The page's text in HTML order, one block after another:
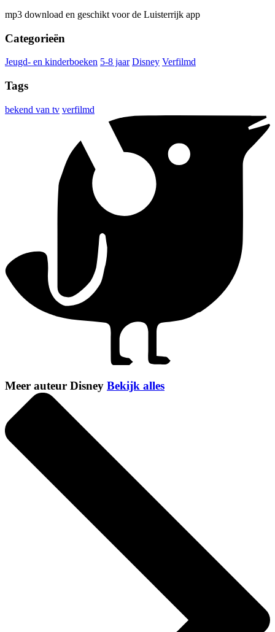
mp3 download en geschikt voor de Luisterrijk app
Categorieën
Jeugd- en kinderboeken 5-8 jaar Disney Verfilmd
Tags
bekend van tv verfilmd
Meer auteur Disney Bekijk alles